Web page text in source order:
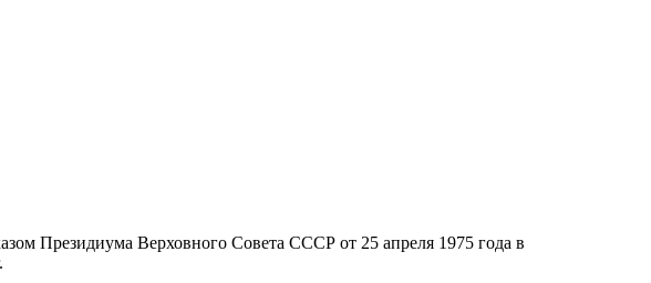
Президиума Верховного Совета СССР от 25 апреля 1975 года в